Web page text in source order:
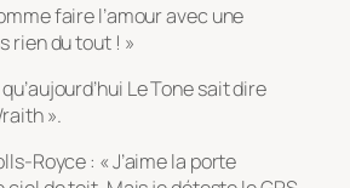
faire l’amour avec une
rien du tout ! »
Le Tone sait dire
».
Royce : « J’aime la porte